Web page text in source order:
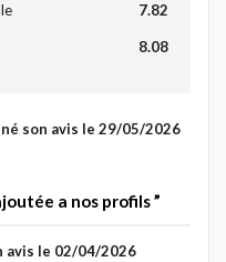
7.82
8.08
son avis le 29/05/2026
a nos profils
avis le 02/04/2026